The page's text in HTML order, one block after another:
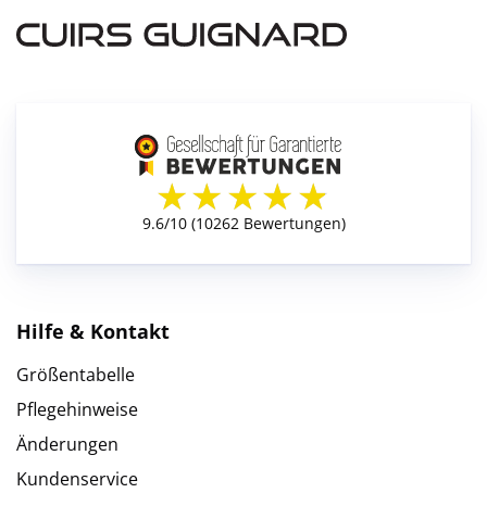
Hilfe & Kontakt
Größentabelle
Pflegehinweise
Änderungen
Kundenservice